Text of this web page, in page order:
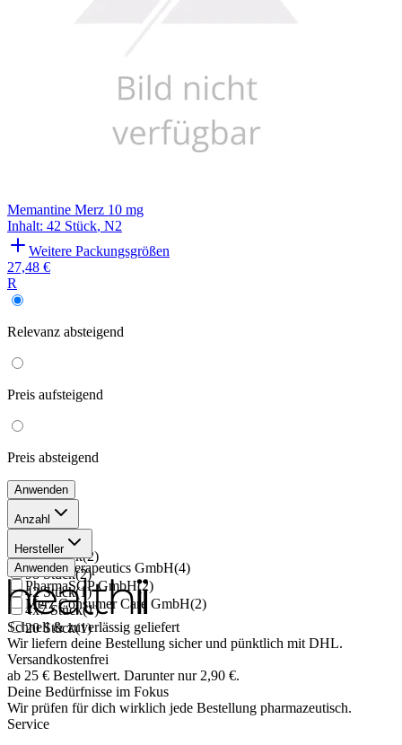
Memantine Merz 10 mg
Inhalt: 42 Stück, N2
Weitere Packungsgrößen
27,48 €
R
Relevanz absteigend
Preis aufsteigend
Preis absteigend
Anwenden
Anzahl
50 Stück (1
120 Stück(2)
98 Stück(2)
42 Stück(1)
4x7 Stück(1)
20 Stück(1)
Hersteller
Merz Therapeutics GmbH(4)
PharmaSGP GmbH(2)
Merz Consumer Care GmbH(2)
Anwenden
Schnell & zuverlässig geliefert
Wir liefern deine Bestellung sicher und pünktlich mit DHL.
Versandkostenfrei
ab 25 € Bestellwert. Darunter nur 2,90 €.
Deine Bedürfnisse im Fokus
Wir prüfen für dich wirklich jede Bestellung pharmazeutisch.
Service